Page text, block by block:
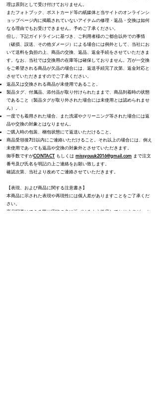
理は原則として受け付けておりません。
またフォトブック、ポストカード等の紙媒体と当サイトのオンラインシ
ョップページ内に掲載されていないアイテムの修理・返品・交換は如何
なる理由でもお受けできません。予めご了承ください。
但し、下記ガイドラインに基づき、ご利用者様のご都合以外での事情
（破損、誤送、その他ダメージ）による場合には例外として、当社にお
いて送料を負担の上、商品の交換、返品、返金手続をさせていただきま
す。なお、当社では交換用の在庫等は確保しておりません。万が一交換
をご希望される商品が欠品の場合には、返送手続完了次第、返金対応と
させていただきますのでご了承ください。​​
返品又は交換される商品が未使用であること。
製品タグ、付属品、添付品が取り付けられたままで、商品到着時の状態
であること（製品タグが取り外された場合には未使用とは認められませ
ん）。
一度でも着用された場合、また洗濯やクリーニング等された場合には返
品や交換の対象とはなりません。
ご購入時の包装、梱包状態にて返送いただけること。
商品受領後7日以内にご連絡いただけること。それ以上の場合には、例え
未使用であっても返品や交換の対象外とさせていただきます。
御手数ですがCONTACTもしくは missyouuk2016@gmail.com まで注文
番号及び氏名を明記の上ご連絡をお願い致します。
確認次第、当社より改めてご連絡させていただきます。
【表現、および商品に関する注意書き】
本商品に示された表現や再現性には個人差がありますことをご了承くだ
さい。
商品写真はできる限り実物の色に近づけるよう徹底しておりますが、 お